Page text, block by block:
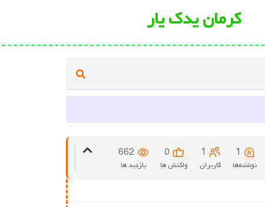
کرمان یدک یار
1
نوشته‌ها
1
کاربران
0
واکنش ها
662
بازدید ها